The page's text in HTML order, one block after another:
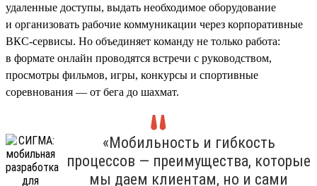
удаленные доступы, выдать необходимое оборудование
и организовать рабочие коммуникации через корпоративные
ВКС-сервисы. Но объединяет команду не только работа:
в формате онлайн проводятся встречи с руководством,
просмотры фильмов, игры, конкурсы и спортивные
соревнования — от бега до шахмат.
«Мобильность и гибкость
процессов — преимущества, которые
мы даем клиентам, но и сами